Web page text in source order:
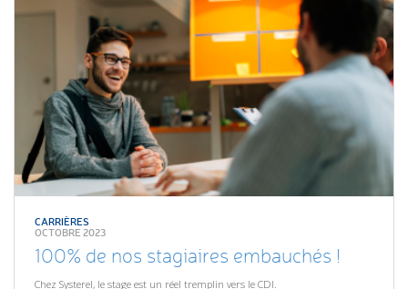
CARRIÈRES
OCTOBRE 2023
100% de nos stagiaires embauchés !
Chez Systerel, le stage est un réel tremplin vers le CDI.